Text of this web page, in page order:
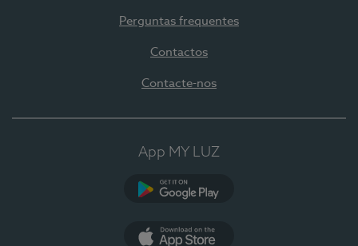
Perguntas frequentes
Contactos
Contacte-nos
App MY LUZ